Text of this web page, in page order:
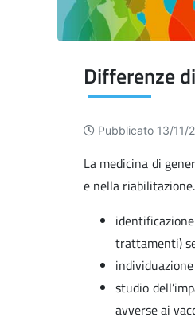
Pubblicato 13/11/
La medicina di
e nella
trattamenti)
studio
avverse ai